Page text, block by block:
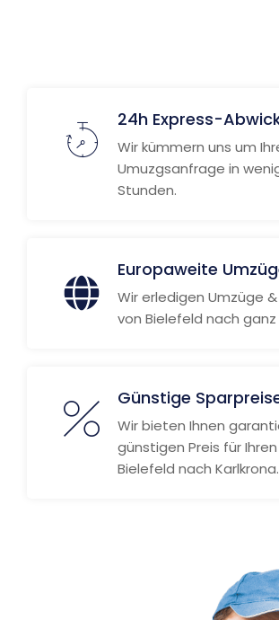
24h Express-
Wir kümmern uns um
Umuzgsanfrage in
Stunden.
Europaweite
Wir erledigen Umzüge
von Bielefeld nach ganz
Günstige
Wir bieten Ihnen
günstigen Preis für
Bielefeld nach Karlkrona.